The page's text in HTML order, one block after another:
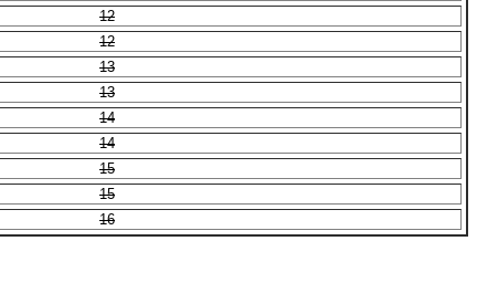
12
12
13
13
14
14
15
15
16